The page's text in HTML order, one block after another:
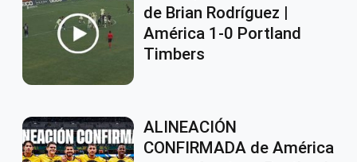
de Brian Rodríguez |
América 1-0 Portland
Timbers
ALINEACIÓN
CONFIRMADA de América